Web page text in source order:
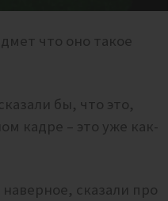
что оно такое
бы, что это,
кадре – это уже как-
сказали про